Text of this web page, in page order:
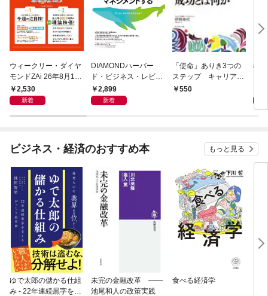
ウィークリー・ダイヤ
モンドZAi 26年8月10
日・17日合併号
2,530
新着
DIAMONDハーバー
ド・ビジネス・レビュ
ー 2026年9月号 特集
「上司をマネジメント
2,899
新着
「使命」ありき3つの
ステップ キャリアの
成功とは何か
550
極
ビジネス・経済のおすすめ本 もっと見る
ゆで太郎の儲かる仕組
み - 22年連続黒字を支
未完の金融改革 ――
池尾和人の政策実践
食べる経済学